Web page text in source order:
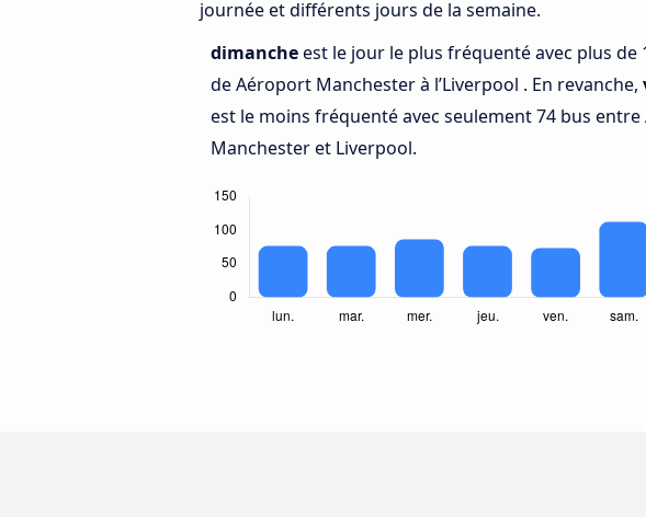
journée et différents jours de la semaine.
dimancheest le jour le plus fréquenté avec plus de
de Aéroport Manchester à l’Liverpool . En revanche,
est le moins fréquenté avec seulement 74 bus
Manchester et Liverpool.